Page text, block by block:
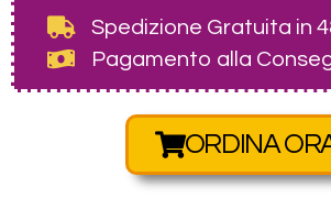
Spedizione Gratuita in
Pagamento alla
ORDINA